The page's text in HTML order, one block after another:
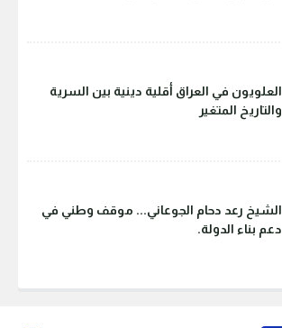
العلويون في العراق أقلية دينية بين السرية
والتاريخ المتغير
الشيخ رعد دحام الجوعاني... موقف وطني في
دعم بناء الدولة.